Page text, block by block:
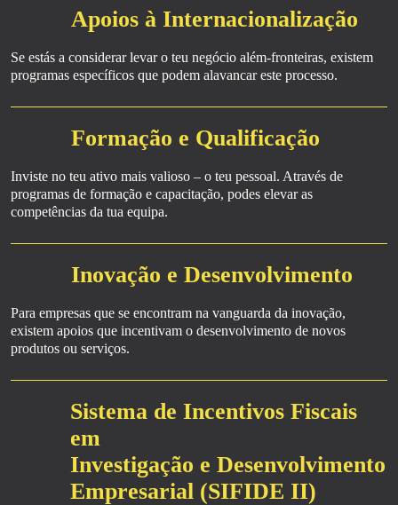
Apoios à Internacionalização
Se estás a considerar levar o teu negócio além-fronteiras, existem
programas específicos que podem alavancar este processo.
Formação e Qualificação
Inviste no teu ativo mais valioso – o teu pessoal. Através de
programas de formação e capacitação, podes elevar as
competências da tua equipa.
Inovação e Desenvolvimento
Para empresas que se encontram na vanguarda da inovação,
existem apoios que incentivam o desenvolvimento de novos
produtos ou serviços.
Sistema de Incentivos Fiscais
em
Investigação e Desenvolvimento
Empresarial (SIFIDE II)